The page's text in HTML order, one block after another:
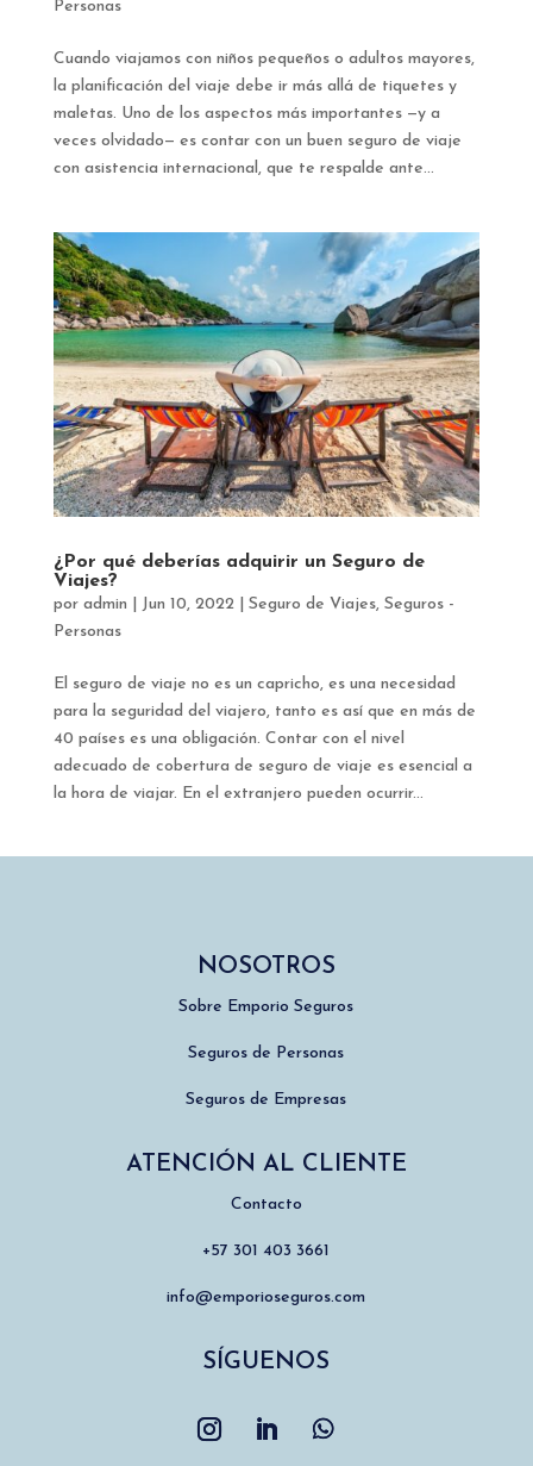
Personas
Cuando viajamos con niños pequeños o adultos mayores,
la planificación del viaje debe ir más allá de tiquetes y
maletas. Uno de los aspectos más importantes —y a
veces olvidado— es contar con un buen seguro de viaje
con asistencia internacional, que te respalde ante...
¿Por qué deberías adquirir un Seguro de
Viajes?
por admin Jun 10, 2022| Seguro de Viajes, Seguros -
Personas
El seguro de viaje no es un capricho, es una necesidad
para la seguridad del viajero, tanto es así que en más de
40 países es una obligación. Contar con el nivel
adecuado de cobertura de seguro de viaje es esencial a
la hora de viajar. En el extranjero pueden ocurrir...
NOSOTROS
Sobre Emporio Seguros
Seguros de Personas
Seguros de Empresas
ATENCIÓN AL CLIENTE
Contacto
+57 301 403 3661
info@emporioseguros.com
SÍGUENOS